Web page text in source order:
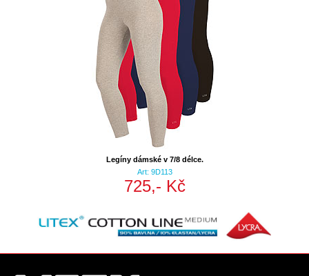
Legíny dámské v 7/8 délce.
Art: 9D113
725,- Kč